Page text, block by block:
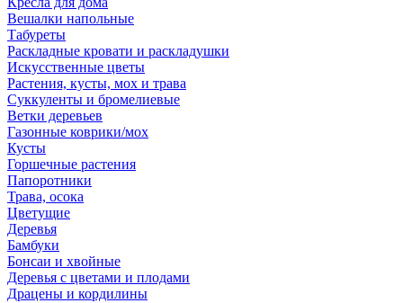
Вешалки напольные
Табуреты
Раскладные кровати и раскладушки
Искусственные цветы
Растения, кусты, мох и трава
Суккуленты и бромелиевые
Ветки деревьев
Газонные коврики/мох
Кусты
Горшечные растения
Папоротники
Трава, осока
Цветущие
Деревья
Бамбуки
Бонсаи и хвойные
Деревья с цветами и плодами
Драцены и кордилины